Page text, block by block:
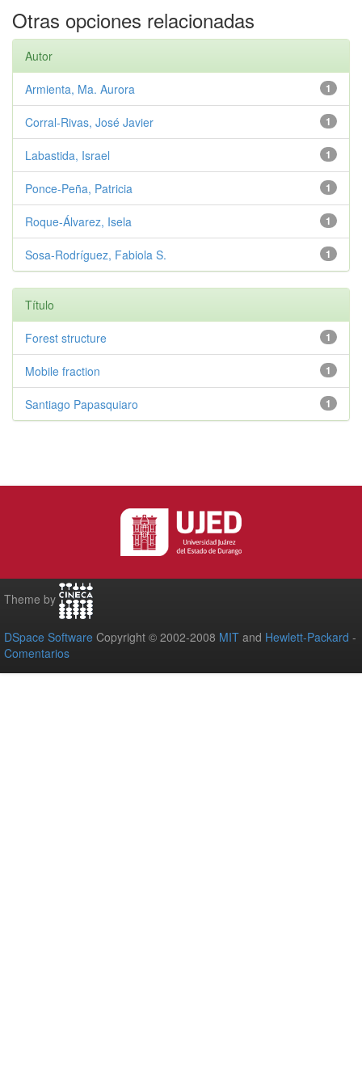
Otras opciones relacionadas
Autor
1
Armienta, Ma. Aurora
1
Corral-Rivas, José Javier
1
Labastida, Israel
1
Ponce-Peña, Patricia
1
Roque-Álvarez, Isela
1
Sosa-Rodríguez, Fabiola S.
Título
1
Forest structure
1
Mobile fraction
1
Santiago Papasquiaro
Theme by
DSpace Software Copyright © 2002-2008 MIT and Hewlett-Packard -
Comentarios